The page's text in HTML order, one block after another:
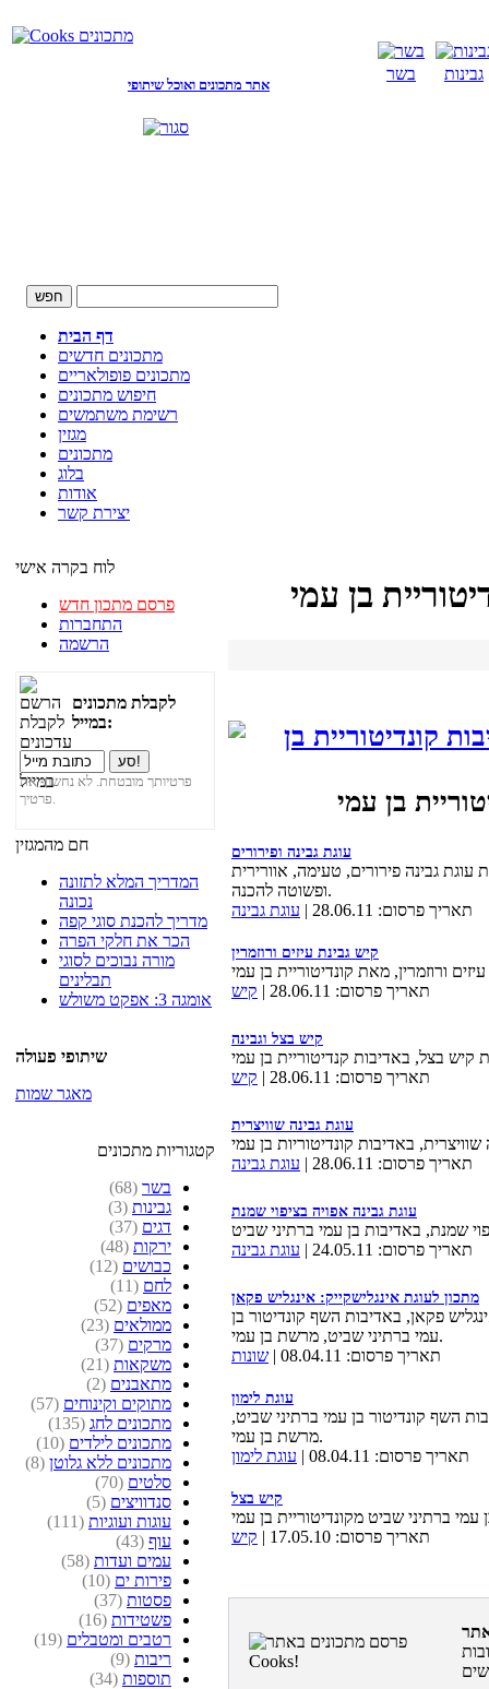
אתר מתכונים ואוכל שיתופי
בשר גבינות
דף הבית
מתכונים חדשים
מתכונים פופולאריים
חיפוש מתכונים
רשימת משתמשים
מגזין
מתכונים
בלוג
אודות
יצירת קשר
לוח בקרה אישי
פרסם מתכון חדש
התחברות
הרשמה
לקבלת מתכונים
במייל:
פרטיותך מובטחת. לא נחשוף את
פרטיך.
חם מהמגזין
המדריך המלא לתזונה
נכונה
מדריך להכנת סוגי קפה
הכר את חלקי הפרה
מורה נבוכים לסוגי
תבלינים
אומגה 3: אפקט משולש
שיתופי פעולה
מאגר שמות
קטגוריות מתכונים
בשר (68)
גבינות (3)
דגים (37)
ירקות (48)
כבושים (12)
לחם (11)
מאפים (52)
ממולאים (23)
מרקים (37)
משקאות (21)
מתאבנים (2)
מתוקים וקינוחים (57)
מתכונים לחג (135)
מתכונים לילדים (10)
מתכונים ללא גלוטן (8)
סלטים (70)
סנדוויצים (5)
עוגות ועוגיות (111)
עוף (43)
עמים ועדות (58)
פירות ים (10)
פסטות (37)
פשטידות (16)
רטבים ומטבלים (19)
ריבות (9)
תוספות (34)
בן עמי
בן עמי
עוגת גבינה ופירורים
עוגת גבינה פירורים, טעימה, אוורירית
ופשוטה להכנה.
תאריך פרסום: 28.06.11 |
עוגת גבינה
קיש גבינת עיזים ורוזמרין
תאריך פרסום: 28.06.11 | קיש
קיש בצל וגבינה
תאריך פרסום: 28.06.11 | קיש
עוגת גבינה שוויצרית
תאריך פרסום: 28.06.11 | עוגת גבינה
עוגת גבינה אפויה בציפוי שמנת
תאריך פרסום: 24.05.11 | עוגת גבינה
מתכון לעוגת אינגלישקייק: אינגליש פקאן
פקאן, באדיבות השף קונדיטור בן
עמי ברתיני שביט, מרשת בן עמי.
תאריך פרסום: 08.04.11 |
שונות
עוגת לימון
השף קונדיטור בן עמי ברתיני שביט,
מרשת בן עמי.
תאריך פרסום: 08.04.11 |
עוגת לימון
קיש בצל
תאריך פרסום: 17.05.10 | קיש